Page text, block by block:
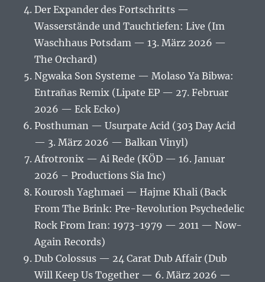
Der Expander des Fortschritts —
Wasserstände und Tauchtiefen: Live (Im
Waschhaus Potsdam — 13. März 2026 —
The Orchard)
Ngwaka Son Systeme — Molaso Ya Bibwa:
Entrañas Remix (Lipate EP — 27. Februar
2026 — Eck Ecko)
Posthuman — Usurpate Acid (303 Day Acid
— 3. März 2026 — Balkan Vinyl)
Afrotronix — Ai Rede (KÖD — 16. Januar
2026 – Productions Sia Inc)
Kourosh Yaghmaei — Hajme Khali (Back
From The Brink: Pre-Revolution Psychedelic
Rock From Iran: 1973-1979 — 2011 — Now-
Again Records)
Dub Colossus — 24 Carat Dub Affair (Dub
Will Keep Us Together — 6. März 2026 —